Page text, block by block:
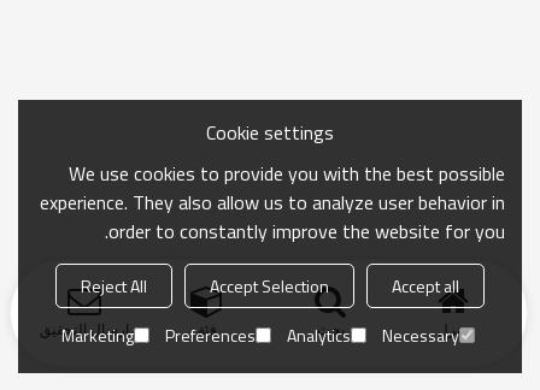
منزل بحث فئة ارسال التحقيق
Cookie settings
We use cookies to provide you with the best possible
experience. They also allow us to analyze user behavior in
order to constantly improve the website for you.
Accept all
Accept Selection
Reject All
Necessary
Analytics
Preferences
Marketing